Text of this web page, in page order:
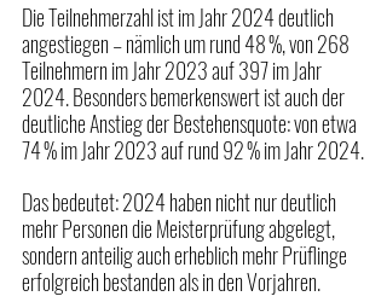
Die Teilnehmerzahl ist im Jahr 2024 deutlich
angestiegen – nämlich um rund 48 %, von 268
Teilnehmern im Jahr 2023 auf 397 im Jahr
2024. Besonders bemerkenswert ist auch der
deutliche Anstieg der Bestehensquote: von etwa
74 % im Jahr 2023 auf rund 92 % im Jahr 2024.
Das bedeutet: 2024 haben nicht nur deutlich
mehr Personen die Meisterprüfung abgelegt,
sondern anteilig auch erheblich mehr Prüflinge
erfolgreich bestanden als in den Vorjahren.